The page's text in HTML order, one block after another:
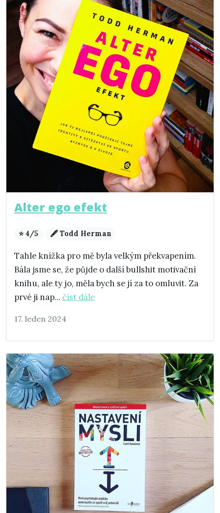
Alter ego efekt
⭐ 4/5 🖋️ Todd Herman
Tahle knížka pro mě byla velkým překvapením.
Bála jsme se, že půjde o další bullshit motivační
knihu, ale ty jo, měla bych se jí za to omluvit. Za
prvé ji nap... číst dále
17. leden 2024